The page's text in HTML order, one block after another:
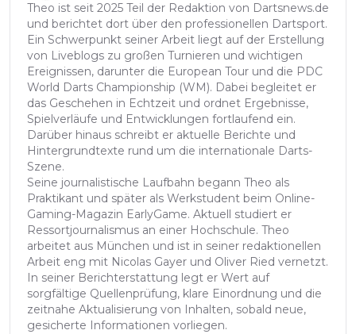
Theo ist seit 2025 Teil der Redaktion von Dartsnews.de
und berichtet dort über den professionellen Dartsport.
Ein Schwerpunkt seiner Arbeit liegt auf der Erstellung
von Liveblogs zu großen Turnieren und wichtigen
Ereignissen, darunter die European Tour und die PDC
World Darts Championship (WM). Dabei begleitet er
das Geschehen in Echtzeit und ordnet Ergebnisse,
Spielverläufe und Entwicklungen fortlaufend ein.
Darüber hinaus schreibt er aktuelle Berichte und
Hintergrundtexte rund um die internationale Darts-
Szene.
Seine journalistische Laufbahn begann Theo als
Praktikant und später als Werkstudent beim Online-
Gaming-Magazin EarlyGame. Aktuell studiert er
Ressortjournalismus an einer Hochschule. Theo
arbeitet aus München und ist in seiner redaktionellen
Arbeit eng mit Nicolas Gayer und Oliver Ried vernetzt.
In seiner Berichterstattung legt er Wert auf
sorgfältige Quellenprüfung, klare Einordnung und die
zeitnahe Aktualisierung von Inhalten, sobald neue,
gesicherte Informationen vorliegen.